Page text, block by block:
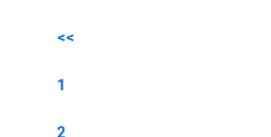
<<
1
2